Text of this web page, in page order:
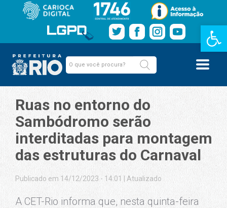
Barra de
Ruas no entorno do
Sambódromo serão
interditadas para montagem
das estruturas do Carnaval
Publicado em 14/12/2023 - 14:01 Atualizado
A CET-Rio informa que, nesta quinta-feira